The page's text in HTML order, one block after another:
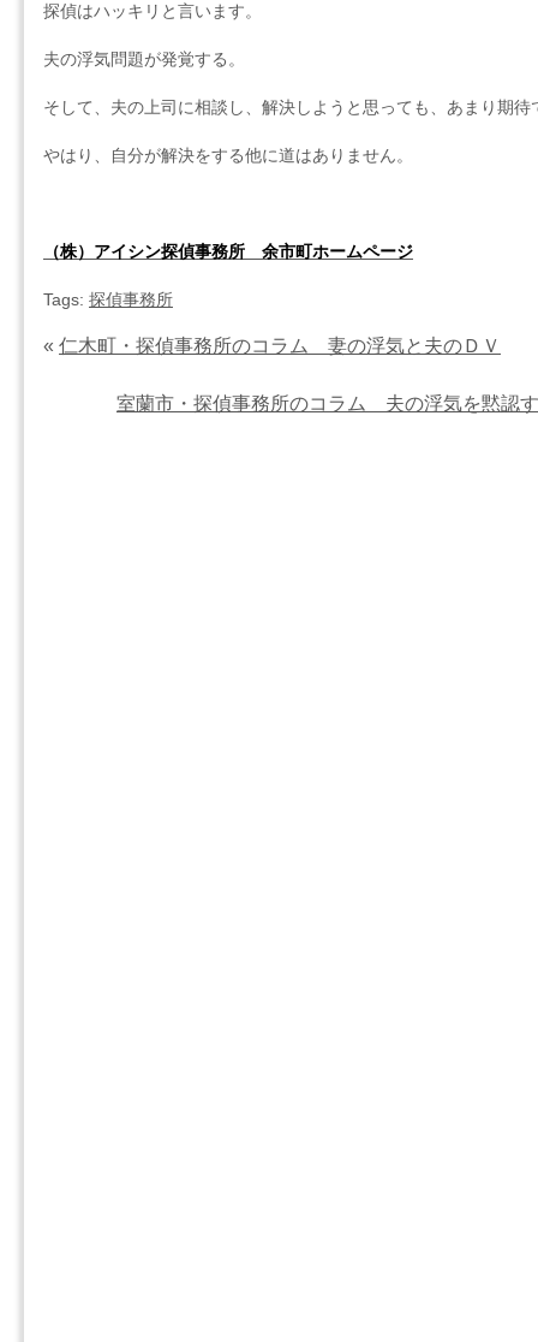
探偵はハッキリと言います。
夫の浮気問題が発覚する。
そして、夫の上司に相談し、解決しようと思っても、あまり期待
やはり、自分が解決をする他に道はありません。
（株）アイシン探偵事務所 余市町ホームページ
Tags: 探偵事務所
« 仁木町・探偵事務所のコラム 妻の浮気と夫のＤＶ
室蘭市・探偵事務所のコラム 夫の浮気を黙認